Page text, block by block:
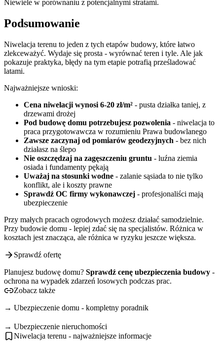
Niewiele w porównaniu z potencjalnymi stratami.
Podsumowanie
Niwelacja terenu to jeden z tych etapów budowy, które łatwo
zlekceważyć. Wydaje się prosta - wyrównać teren i tyle. Ale jak
pokazuje praktyka, błędy na tym etapie potrafią prześladować
latami.
Najważniejsze wnioski:
Cena niwelacji wynosi 6-20 zł/m² - pusta działka taniej, z
drzewami drożej
Pod budowę domu potrzebujesz pozwolenia - niwelacja to
praca przygotowawcza w rozumieniu Prawa budowlanego
Zawsze zaczynaj od pomiarów geodezyjnych - bez nich
działasz na ślepo
Nie oszczędzaj na zagęszczeniu gruntu - luźna ziemia
osiada i fundamenty pękają
Uważaj na stosunki wodne - zalanie sąsiada to nie tylko
konflikt, ale i koszty prawne
Sprawdź OC firmy wykonawczej - profesjonaliści mają
ubezpieczenie
Przy małych pracach ogrodowych możesz działać samodzielnie.
Przy budowie domu - lepiej zdać się na specjalistów. Różnica w
kosztach jest znacząca, ale różnica w ryzyku jeszcze większa.
Sprawdź ofertę
Planujesz budowę domu? Sprawdź cenę ubezpieczenia budowy -
ochrona na wypadek zdarzeń losowych podczas prac.
Zobacz także
Ubezpieczenie domu - kompletny poradnik
Ubezpieczenie nieruchomości
Niwelacja terenu - najważniejsze informacje